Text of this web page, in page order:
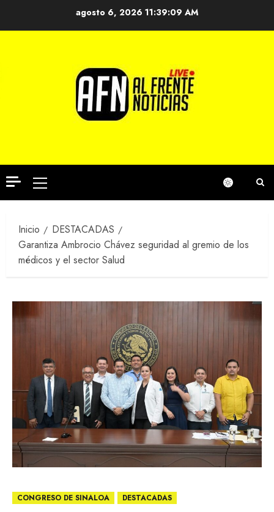
agosto 6, 2026 11:39:09 AM
Menú
principal
Inicio
DESTACADAS
Garantiza Ambrocio Chávez seguridad al gremio de los
médicos y el sector Salud
CONGRESO DE SINALOA DESTACADAS